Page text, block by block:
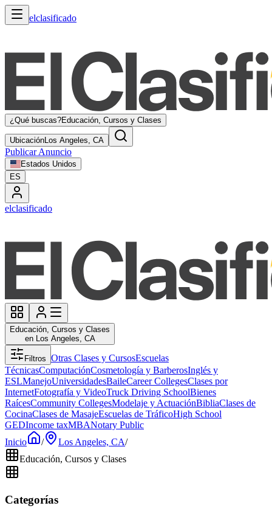
elclasificado
¿Qué buscas?Educación, Cursos y Clases
UbicaciónLos Angeles, CA
Publicar Anuncio
Estados Unidos
ES
elclasificado
Educación, Cursos y Clases
en Los Angeles, CA
Filtros Otras Clases y CursosEscuelas
TécnicasComputaciónCosmetología y BarberosInglés y
ESLManejoUniversidadesBaileCareer CollegesClases por
InternetFotografía y VideoTruck Driving SchoolBienes
RaícesCommunity CollegesModelaje y ActuaciónBibliaClases de
CocinaClases de MasajeEscuelas de TráficoHigh School
GEDIncome taxMBANotary Public
Inicio
/ Los Angeles, CA/
Educación, Cursos y Clases
Categorías